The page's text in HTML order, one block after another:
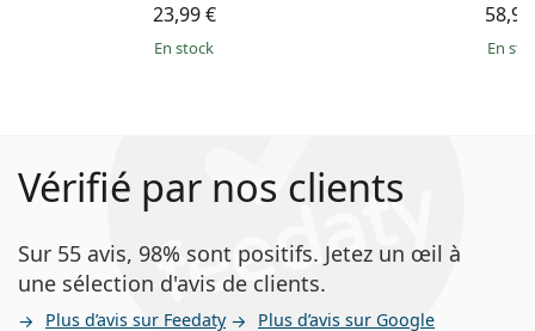
23,99 €
en stock en
Vérifié par nos clients
Sur 55 avis, 98% sont positifs. Jetez un œil à
une sélection d'avis de clients.
Plus d’avis sur Feedaty Plus d’avis sur Google